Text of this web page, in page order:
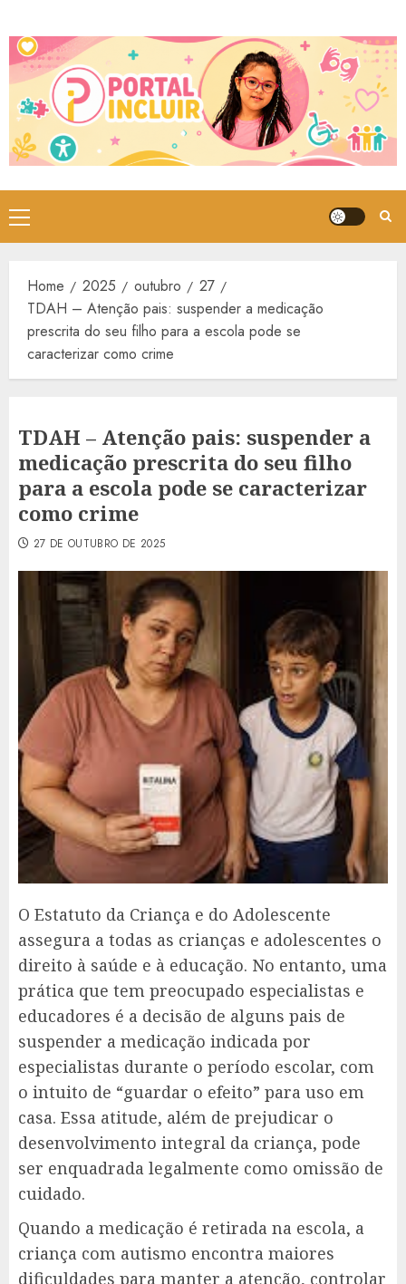
to
content
Primary
Menu
Home 2025 outubro
27
TDAH – Atenção pais: suspender a medicação
prescrita do seu filho para a escola pode se
caracterizar como crime
TDAH – Atenção pais: suspender a
medicação prescrita do seu filho
para a escola pode se caracterizar
como crime
27 DE OUTUBRO DE 2025
O Estatuto da Criança e do Adolescente
assegura a todas as crianças e adolescentes o
direito à saúde e à educação. No entanto, uma
prática que tem preocupado especialistas e
educadores é a decisão de alguns pais de
suspender a medicação indicada por
especialistas durante o período escolar, com
o intuito de “guardar o efeito” para uso em
casa. Essa atitude, além de prejudicar o
desenvolvimento integral da criança, pode
ser enquadrada legalmente como omissão de
cuidado.
Quando a medicação é retirada na escola, a
criança com autismo encontra maiores
dificuldades para manter a atenção, controlar